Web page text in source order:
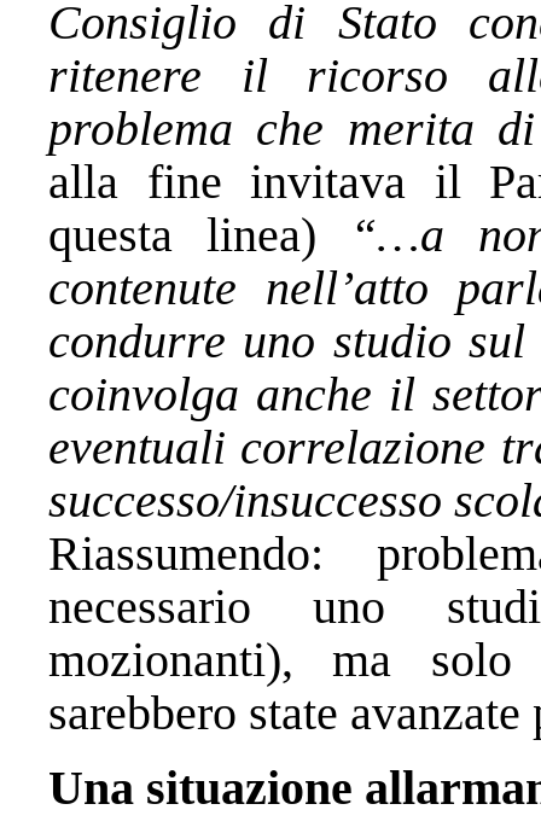
Consiglio di Stato
ritenere il ricorso
problema che merita
alla fine invitava il
questa linea)
“…a
contenute nell’atto
condurre uno studio
coinvolga anche il
eventuali correlazione
successo/insuccesso
Riassumendo:
necessario uno
mozionanti), ma
sarebbero state
Una situazione